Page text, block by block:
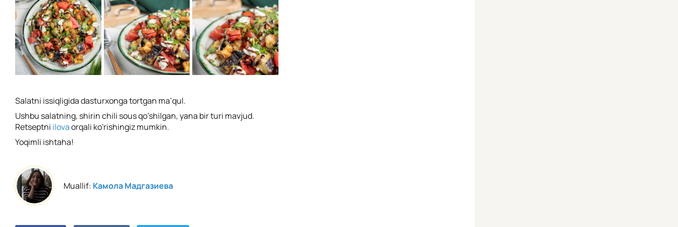
Salatni issiqligida dasturxonga tortgan ma’qul.
Ushbu salatning, shirin chili sous qo’shilgan, yana bir turi mavjud.
Retseptni ilovaorqali ko'rishingiz mumkin.
Yoqimli ishtaha!
Muallif: Камола Мадгазиева